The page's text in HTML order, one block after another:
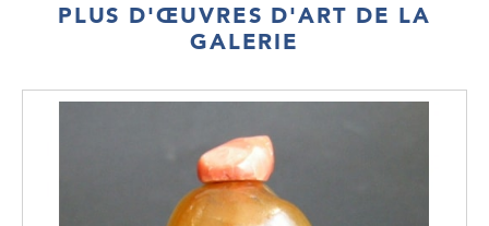
PLUS D'ŒUVRES D'ART DE LA
GALERIE